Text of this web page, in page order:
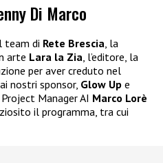
Di Marco
team di Rete Brescia, la
arte Lara la Zia, l’editore, la
per aver creduto nel
nostri sponsor, Glow Up e
Manager AI Marco Lorè
il programma, tra cui